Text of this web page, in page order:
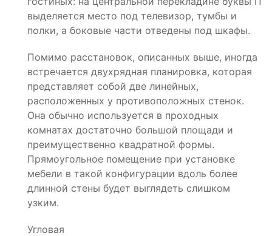
выделяется место под телевизор, тумбы и
полки, а боковые части отведены под шкафы.
Помимо расстановок, описанных выше, иногда
встречается двухрядная планировка, которая
представляет собой две линейных,
расположенных у противоположных стенок.
Она обычно используется в проходных
комнатах достаточно большой площади и
преимущественно квадратной формы.
Прямоугольное помещение при установке
мебели в такой конфигурации вдоль более
длинной стены будет выглядеть слишком
узким.
Угловая